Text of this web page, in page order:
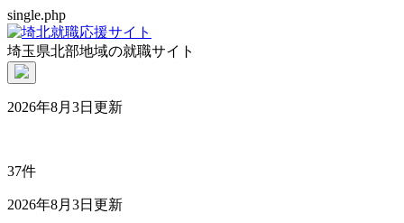
single.php
埼玉県北部地域の就職サイト
2026年8月3日更新
37件
2026年8月3日更新